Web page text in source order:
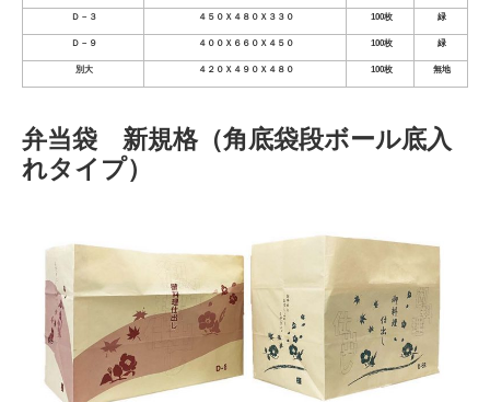
Ｄ－３ ４５０Ｘ４８０Ｘ３３０ 100枚 緑
Ｄ－９ ４００Ｘ６６０Ｘ４５０ 100枚 緑
別大 ４２０Ｘ４９０Ｘ４８０ 100枚 無地
弁当袋 新規格（角底袋段ボール底入
れタイプ）